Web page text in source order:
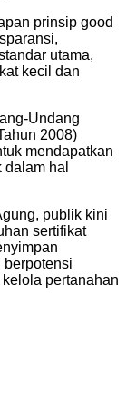
prinsip good
utama,
kecil dan
Undang
2008)
mendapatkan
hal
publik kini
sertifikat
berpotensi
pertanahan